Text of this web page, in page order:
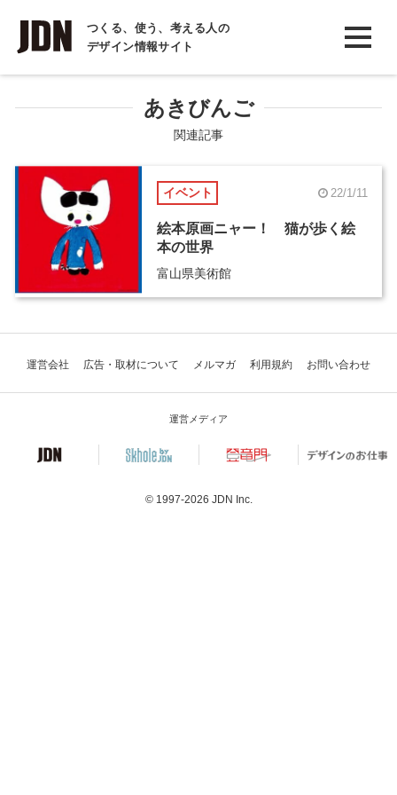
つくる、使う、考える人の
デザイン情報サイト
INTERVIEW
インタビュー
COLUMN
コラム
あきびんご
関連記事
イベント 22/1/11
絵本原画ニャー！ 猫が歩く絵
本の世界
富山県美術館
運営会社 広告・取材について メルマガ 利用規約 お問い合わせ
運営メディア
© 1997-2026 JDN Inc.